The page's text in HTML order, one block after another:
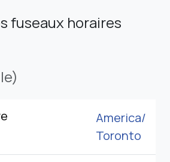
fuseaux horaires
America/
Toronto